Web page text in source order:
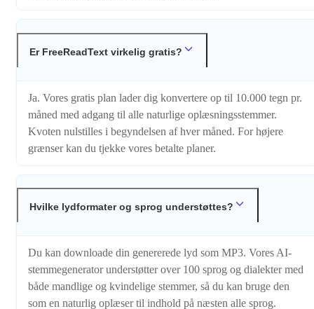
Er FreeReadText virkelig gratis?
Ja. Vores gratis plan lader dig konvertere op til 10.000 tegn pr.
måned med adgang til alle naturlige oplæsningsstemmer.
Kvoten nulstilles i begyndelsen af hver måned. For højere
grænser kan du tjekke vores betalte planer.
Hvilke lydformater og sprog understøttes?
Du kan downloade din genererede lyd som MP3. Vores AI-
stemmegenerator understøtter over 100 sprog og dialekter med
både mandlige og kvindelige stemmer, så du kan bruge den
som en naturlig oplæser til indhold på næsten alle sprog.